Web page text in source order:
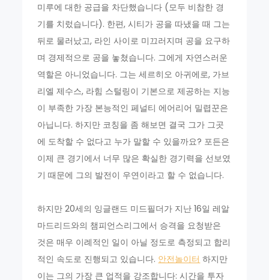
미루에 대한 공급을 차단했습니다 (모두 비참한 경
기를 치렀습니다). 한편, 시티가 공을 따냈을 때 그는
뒤로 물러났고, 라인 사이로 미끄러지며 공을 요구하
며 경제적으로 공을 놓쳤습니다. 그에게 자연스러운
역할은 아니었습니다. 그는 세르히오 아귀에로, 가브
리엘 제수스, 라힘 스털링이 기본으로 제공하는 지능
이 부족한 가장 본능적인 페널티 에어리어 밀렵꾼은
아닙니다. 하지만 코칭을 좀 해보면 결국 그가 그곳
에 도착할 수 없다고 누가 말할 수 있을까요? 포든은
이제 큰 경기에서 너무 많은 확실한 경기력을 선보였
기 때문에 그의 발전이 우연이라고 할 수 없습니다.
하지만 20세의 잉글랜드 미드필더가 지난 16일 레알
마드리드와의 챔피언스리그에서 승격을 요청받은
것은 매우 이례적인 일이 아닐 정도로 측정되고 합리
적인 속도로 진행되고 있습니다. 안전놀이터 하지만
이는 그의 가장 큰 업적을 강조합니다: 시간을 투자